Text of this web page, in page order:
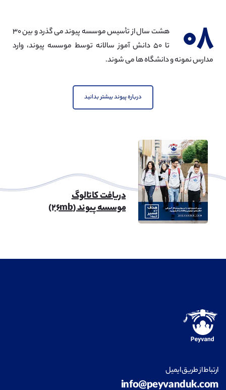
۰۸
هشت سال از تأسیس موسسه پیوند می گذرد و بین ۳۰
تا ۵۰ دانش آموز سالانه توسط موسسه پیوند، وارد
مدارس نمونه و دانشگاه ها می شوند.
درباره پیوند بیشتر بدانید
دریافت کاتالوگ
موسسه پیوند (۲۶mb)
ارتباط از طریق ایمیل
info@peyvanduk.com